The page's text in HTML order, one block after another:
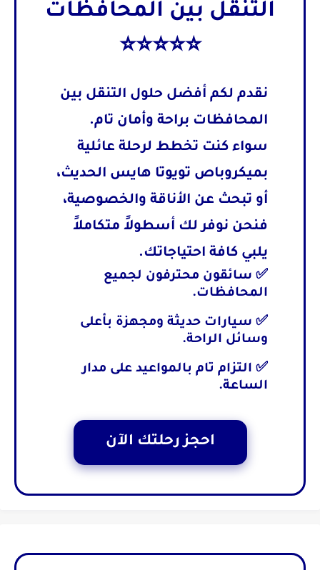
التنقل بين المحافظات
⭐⭐⭐⭐⭐
نقدم لكم أفضل حلول التنقل بين
المحافظات براحة وأمان تام.
سواء كنت تخطط لرحلة عائلية
بميكروباص تويوتا هايس الحديث،
أو تبحث عن الأناقة والخصوصية،
فنحن نوفر لك أسطولاً متكاملاً
يلبي كافة احتياجاتك.
✅ سائقون محترفون لجميع
المحافظات.
✅ سيارات حديثة ومجهزة بأعلى
وسائل الراحة.
✅ التزام تام بالمواعيد على مدار
الساعة.
احجز رحلتك الآن